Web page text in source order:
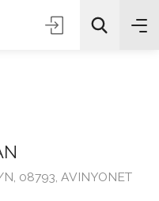
N, 08793,